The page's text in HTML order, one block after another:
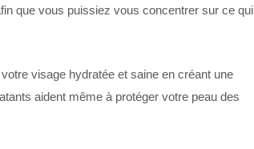
que vous puissiez vous concentrer sur ce qui
visage hydratée et saine en créant une
aident même à protéger votre peau des